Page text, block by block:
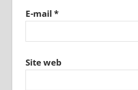
E-mail *
Site web